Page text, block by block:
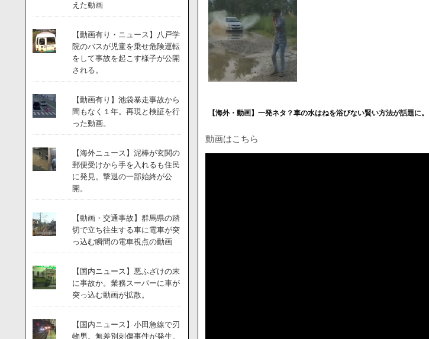
【海外・動画】一発ネタ？車の水はねを浴びない賢い方法が話題に。
動画はこちら
えた動画
【動画有り・ニュース】八戸学
院のバスが児童を乗せ危険運転
をして事故を起こす様子が公開
される。
【動画有り】池袋暴走事故から
間もなく１年。再現と検証を行
った動画。
【海外ニュース】泥棒が玄関の
郵便受けから手を入れるも住民
に発見。撃退の一部始終が公
開。
【動画・交通事故】群馬県の踏
切で立ち往生する車に電車が突
っ込む瞬間の電車視点の動画
【国内ニュース】悪ふざけの末
に事故か。業務スーパーに車が
突っ込む動画が拡散。
【国内ニュース】小田急線で刃
物男。無差別刺傷事件が発生。